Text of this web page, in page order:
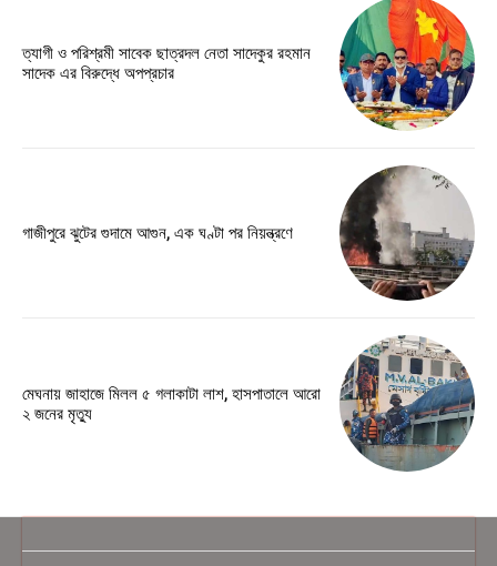
ত্যাগী ও পরিশ্রমী সাবেক ছাত্রদল নেতা সাদেকুর রহমান
সাদেক এর বিরুদ্ধে অপপ্রচার
গাজীপুরে ঝুটের গুদামে আগুন, এক ঘণ্টা পর নিয়ন্ত্রণে
মেঘনায় জাহাজে মিলল ৫ গলাকাটা লাশ, হাসপাতালে আরো
২ জনের মৃত্যু